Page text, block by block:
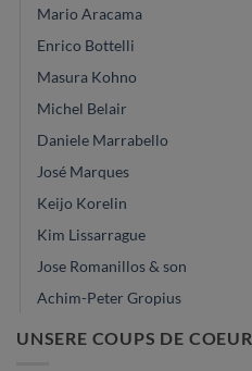
Mario Aracama
Enrico Bottelli
Masura Kohno
Michel Belair
Daniele Marrabello
José Marques
Keijo Korelin
Kim Lissarrague
Jose Romanillos & son
Achim-Peter Gropius
UNSERE COUPS DE COEUR